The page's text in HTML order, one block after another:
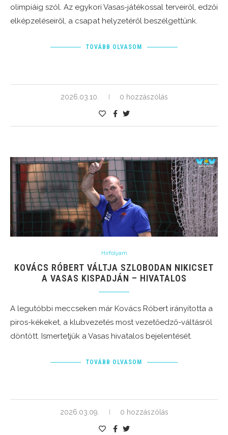
olimpiáig szól. Az egykori Vasas-játékossal terveiről, edzői
elképzeléseiről, a csapat helyzetéről beszélgettünk.
TOVÁBB OLVASOM
2026.03.10. 0 hozzászólás
Hírfolyam
KOVÁCS RÓBERT VÁLTJA SZLOBODAN NIKICSET
A VASAS KISPADJÁN – HIVATALOS
A legutóbbi meccseken már Kovács Róbert irányította a
piros-kékeket, a klubvezetés most vezetőedző-váltásról
döntött. Ismertetjük a Vasas hivatalos bejelentését.
TOVÁBB OLVASOM
2026.03.09. 0 hozzászólás